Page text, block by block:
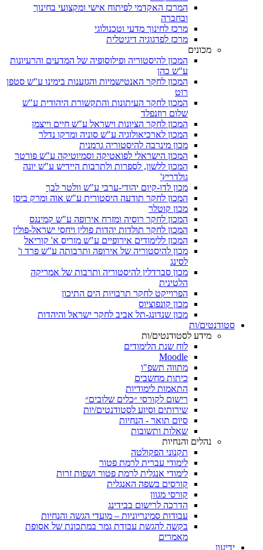
המרכז האקדמי לפיתוח אישי ומקצועי בחינוך
ובחברה
מרכז לחינוך מדעי וטכנולוגי
מרכז לפדגוגיה דיגיטלית
מכונים
המכון להיסטוריה ופילוסופיה של המדעים והרעיונות
ע"ש כהן
המכון לחקר האנטישמיות והגזענות בימינו ע"ש סטפן
רוט
המכון לחקר העיתונות והתקשורת היהודית ע"ש
שלום רוזנפלד
המכון לחקר הציונות וישראל ע"ש חיים וייצמן
המכון לארכיאולוגיה ע"ש סוניה ומרקו נדלר
מכון מינרבה להיסטוריה גרמנית
המכון הישראלי לפואטיקה וסמיוטיקה ע"ש פורטר
המכון ללשון, לספרות ולתרבות היידיש ע"ש יונה
גולדריץ'
מכון לדו-קיום יהודי-ערבי ע"ש וולטר לבך
המכון לחקר תודעה היסטורית ע"ש אוה ומרק ביסן
מכון קוטלר
המכון לחקר רוסיה ומזרח אירופה ע"ש קמינגס
המכון לחקר תולדות יהדות פולין ויחסי ישראל-פולין
המכון ללימודים אירופיים ע"ש מוריס א' קוריאל
מכון להיסטוריה של אירופה ותרבותה ע"ש פרד ו'
לסינג
מכון סברדלין להיסטוריה ותרבות של אמריקה
הלטינית
הפרוייקט לחקר תרבויות הים התיכון
מכון קונפוציוס
מכון שנדונג-תל אביב לחקר ישראל והיהדות
סטודנטים/ות
מידע לסטודנטים/ות
לוח שנת הלימודים
Moodle
מתווה תשפ"ו
כיתות מחשבים
התאמות לימודיות
רישום לקורסי ״כלים שלובים״
שירותים וסיוע לסטודנטים/יות
סיום תואר - הנחיות
שאלות ותשובות
נהלים והנחיות
תקנוני הפקולטה
לימודי עברית לרמת פטור
לימודי אנגלית לרמת פטור ושפות זרות
קורסים בשפה האנגלית
קורסי מגוון
הדרכה לרישום בבידינג
עבודות סמינריוניות – מועדי הגשה והנחיות
בקשה להגשת עבודת גמר במתכונת של אסופת
מאמרים
ידיעון